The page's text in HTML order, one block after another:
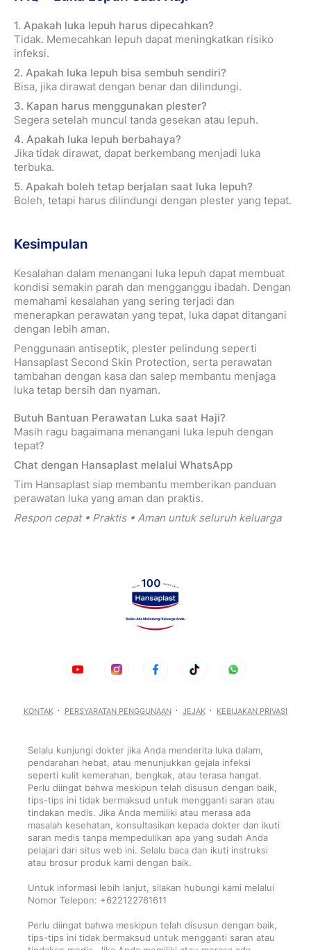
1. Apakah luka lepuh harus dipecahkan?
Tidak. Memecahkan lepuh dapat meningkatkan risiko
infeksi.
2. Apakah luka lepuh bisa sembuh sendiri?
Bisa, jika dirawat dengan benar dan dilindungi.
3. Kapan harus menggunakan plester?
Segera setelah muncul tanda gesekan atau lepuh.
4. Apakah luka lepuh berbahaya?
Jika tidak dirawat, dapat berkembang menjadi luka
terbuka.
5. Apakah boleh tetap berjalan saat luka lepuh?
Boleh, tetapi harus dilindungi dengan plester yang tepat.
Kesimpulan
Kesalahan dalam menangani luka lepuh dapat membuat
kondisi semakin parah dan mengganggu ibadah. Dengan
memahami kesalahan yang sering terjadi dan
menerapkan perawatan yang tepat, luka dapat ditangani
dengan lebih aman.
Penggunaan antiseptik, plester pelindung seperti
Hansaplast Second Skin Protection, serta perawatan
tambahan dengan kasa dan salep membantu menjaga
luka tetap bersih dan nyaman.
Butuh Bantuan Perawatan Luka saat Haji?
Masih ragu bagaimana menangani luka lepuh dengan
tepat?
Chat dengan Hansaplast melalui WhatsApp
Tim Hansaplast siap membantu memberikan panduan
perawatan luka yang aman dan praktis.
Respon cepat • Praktis • Aman untuk seluruh keluarga
KONTAK PERSYARATAN PENGGUNAAN JEJAK KEBIJAKAN PRIVASI
Selalu kunjungi dokter jika Anda menderita luka dalam,
pendarahan hebat, atau menunjukkan gejala infeksi
seperti kulit kemerahan, bengkak, atau terasa hangat.
Perlu diingat bahwa meskipun telah disusun dengan baik,
tips-tips ini tidak bermaksud untuk mengganti saran atau
tindakan medis. Jika Anda memiliki atau merasa ada
masalah kesehatan, konsultasikan kepada dokter dan ikuti
saran medis tanpa mempedulikan apa yang sudah Anda
pelajari dari situs web ini. Selalu baca dan ikuti instruksi
atau brosur produk kami dengan baik.
Untuk informasi lebih lanjut, silakan hubungi kami melalui
Nomor Telepon: +622122761611
Perlu diingat bahwa meskipun telah disusun dengan baik,
tips-tips ini tidak bermaksud untuk mengganti saran atau